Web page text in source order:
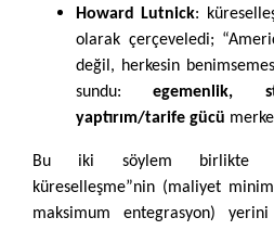
Howard Lutnick:
olarak çerçeveledi;
değil, herkesin
sundu:egemenlik,
yaptırım/tarife gücü
Bu iki söylem birlikte
küreselleşme”nin (maliyet
maksimum entegrasyon) yerini